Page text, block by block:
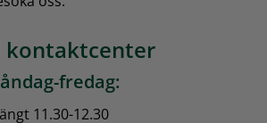
kontaktcenter
fredag:
11.30-12.30